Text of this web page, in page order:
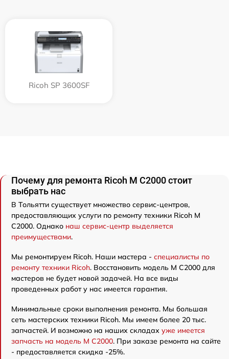
Ricoh SP 3600SF
Почему для ремонта Ricoh M C2000 стоит
выбрать нас
В Тольятти существует множество сервис-центров,
предоставляющих услуги по ремонту техники Ricoh M
C2000. Однако наш сервис-центр выделяется
преимуществами.
Мы ремонтируем Ricoh. Наши мастера - специалисты по
ремонту техники Ricoh. Восстановить модель M C2000 для
мастеров не будет новой задачей. На все виды
проведенных работ у нас имеется гарантия.
Минимальные сроки выполнения ремонта. Мы большая
сеть мастерских техники Ricoh. Мы имеем более 20 тыс.
запчастей. И возможно на наших складах уже имеется
запчасть на модель M C2000. При заказе ремонта на сайте
- предоставляется скидка -25%.